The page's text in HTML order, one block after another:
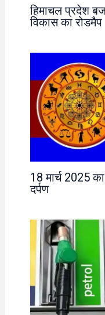
हिमाचल प्रदेश
विकास का रोडमैप
18 मार्च 2025
दर्पण